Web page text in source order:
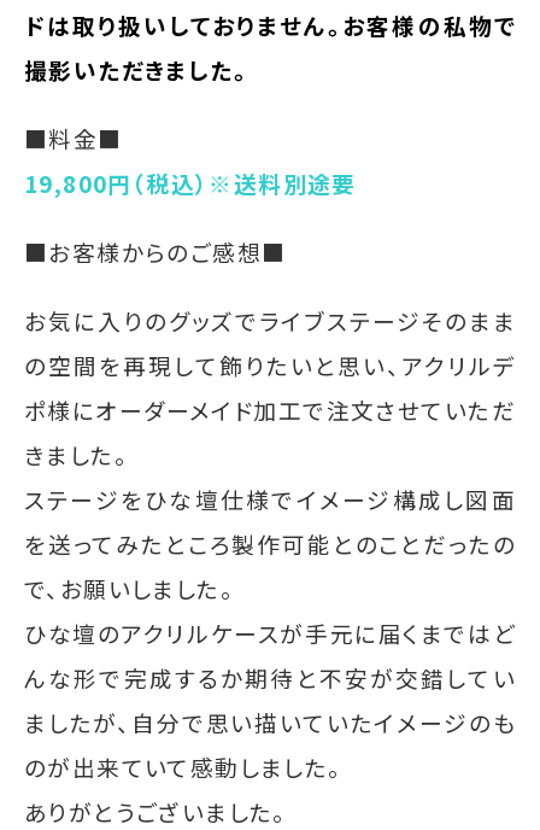
ドは取り扱いしておりません。お客様の私物で
撮影いただきました。
■料金■
19,800円（税込）※送料別途要
■お客様からのご感想■
お気に入りのグッズでライブステージそのまま
の空間を再現して飾りたいと思い、アクリルデ
ポ様にオーダーメイド加工で注文させていただ
きました。
ステージをひな壇仕様でイメージ構成し図面
を送ってみたところ製作可能とのことだったの
で、お願いしました。
ひな壇のアクリルケースが手元に届くまではど
んな形で完成するか期待と不安が交錯してい
ましたが、 自分で思い描いていたイメージのも
のが出来ていて感動しました。
ありがとうございました。